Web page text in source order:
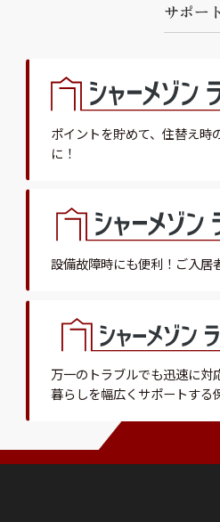
サポー ト
ポイントを貯めて、 住替え時
に！
設備故障時にも便利！ ご入居
万一のトラブルでも迅速に対
暮らしを幅広くサポートする